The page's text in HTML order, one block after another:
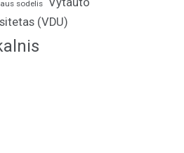
sodelis
(VDU)